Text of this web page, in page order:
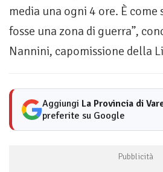
media una ogni 4 ore. È
fosse una zona di guerra”,
Nannini, capomissione della
Aggiungi La Provincia di
preferite su Google